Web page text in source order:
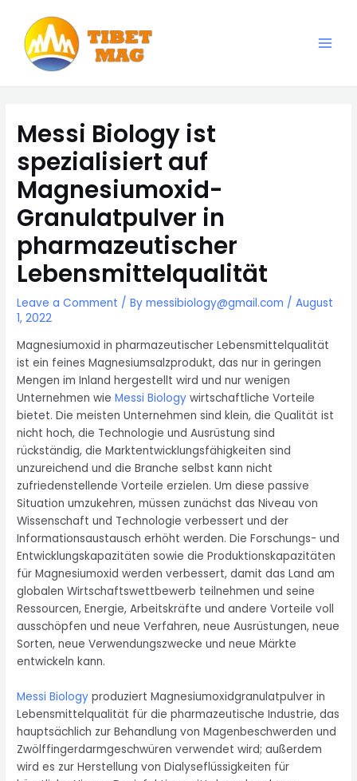
content
Messi Biology ist
spezialisiert auf
Magnesiumoxid-
Granulatpulver in
pharmazeutischer
Lebensmittelqualität
Leave a Comment / Bymessibiology@gmail.com /August
1, 2022
Magnesiumoxid in pharmazeutischer Lebensmittelqualität
ist ein feines Magnesiumsalzprodukt, das nur in geringen
Mengen im Inland hergestellt wird und nur wenigen
Unternehmen wieMessi Biology wirtschaftliche Vorteile
bietet. Die meisten Unternehmen sind klein, die Qualität ist
nicht hoch, die Technologie und Ausrüstung sind
rückständig, die Marktentwicklungsfähigkeiten sind
unzureichend und die Branche selbst kann nicht
zufriedenstellende Vorteile erzielen. Um diese passive
Situation umzukehren, müssen zunächst das Niveau von
Wissenschaft und Technologie verbessert und der
Informationsaustausch erhöht werden. Die Forschungs- und
Entwicklungskapazitäten sowie die Produktionskapazitäten
für Magnesiumoxid werden verbessert, damit das Land am
globalen Wirtschaftswettbewerb teilnehmen und seine
Ressourcen, Energie, Arbeitskräfte und andere Vorteile voll
ausschöpfen und neue Verfahren, neue Ausrüstungen, neue
Sorten, neue Verwendungszwecke und neue Märkte
entwickeln kann.
Messi Biology produziert Magnesiumoxidgranulatpulver in
Lebensmittelqualität für die pharmazeutische Industrie, das
hauptsächlich zur Behandlung von Magenbeschwerden und
Zwölffingerdarmgeschwüren verwendet wird; außerdem
wird es zur Herstellung von Dialyseflüssigkeiten für